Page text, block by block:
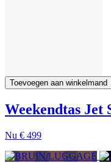
Toevoegen aan winkelmand
Weekendtas Jet
Nu € 499